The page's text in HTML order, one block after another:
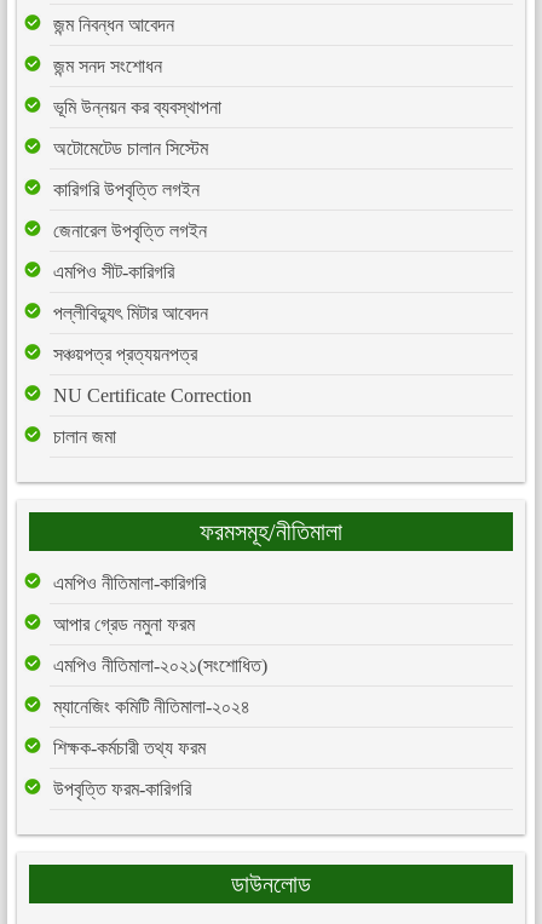
জন্ম নিবন্ধন আবেদন
জন্ম সনদ সংশোধন
ভূমি উন্নয়ন কর ব্যবস্থাপনা
অটোমেটেড চালান সিস্টেম
কারিগরি উপবৃত্তি লগইন
জেনারেল উপবৃত্তি লগইন
এমপিও সীট-কারিগরি
পল্লীবিদ্যুৎ মিটার আবেদন
সঞ্চয়পত্র প্রত্যয়নপত্র
NU Certificate Correction
চালান জমা
ফরমসমূহ/নীতিমালা
এমপিও নীতিমালা-কারিগরি
আপার গ্রেড নমুনা ফরম
এমপিও নীতিমালা-২০২১(সংশোধিত)
ম্যানেজিং কমিটি নীতিমালা-২০২৪
শিক্ষক-কর্মচারী তথ্য ফরম
উপবৃত্তি ফরম-কারিগরি
ডাউনলোড